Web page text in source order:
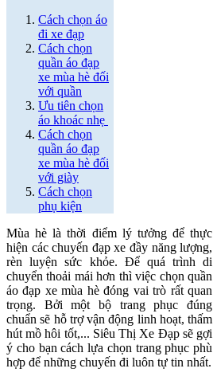
Cách chọn áo
đi xe đạp
Cách chọn
quần áo đạp
xe mùa hè đối
với quần
Ưu tiên chọn
áo khoác nhẹ
Cách chọn
quần áo đạp
xe mùa hè đối
với giày
Cách chọn
phụ kiện
Mùa hè là thời điểm lý tưởng để thực
hiện các chuyến đạp xe đầy năng lượng,
rèn luyện sức khỏe. Để quá trình di
chuyển thoải mái hơn thì việc chọn quần
áo đạp xe mùa hè đóng vai trò rất quan
trọng. Bởi một bộ trang phục đúng
chuẩn sẽ hỗ trợ vận động linh hoạt, thấm
hút mồ hôi tốt,... Siêu Thị Xe Đạp sẽ gợi
ý cho bạn cách lựa chọn trang phục phù
hợp để những chuyến đi luôn tự tin nhất.